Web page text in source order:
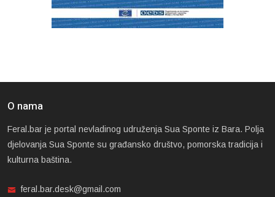
O nama
Feral.bar je portal nevladinog udruženja Sua Sponte iz Bara. Polja
djelovanja Sua Sponte su građansko društvo, pomorska tradicija i
kulturna baština.
feral.bar.desk@gmail.com